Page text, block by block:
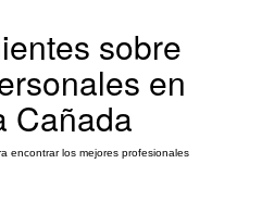
sobre
en
Cañada
encontrar los mejores profesionales